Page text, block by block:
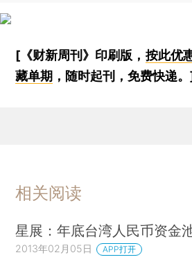
[《财新周刊》印刷版， 按此优
藏单期 ，随时起刊，免费快递
相关阅读
星展：年底台湾人民币资金
2013年02月05日 APP打开